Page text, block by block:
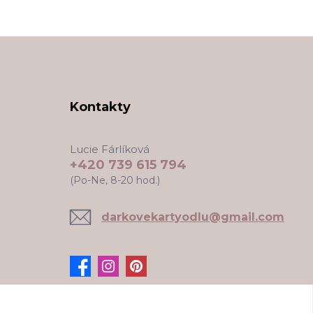
Kontakty
Lucie Fárlíková
+420 739 615 794
(Po-Ne, 8-20 hod.)
darkovekartyodlu@gmail.com